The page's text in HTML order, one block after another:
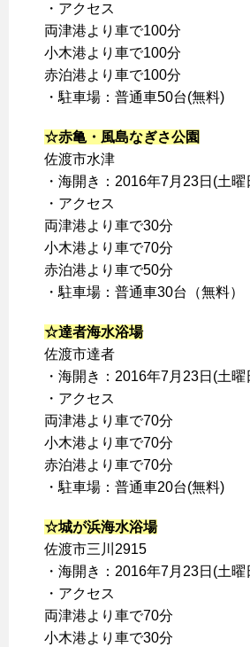
・アクセス
両津港より車で100分
小木港より車で100分
赤泊港より車で100分
・駐車場：普通車50台(無料)
☆赤亀・風島なぎさ公園
佐渡市水津
・海開き：2016年7月23日(土曜
・アクセス
両津港より車で30分
小木港より車で70分
赤泊港より車で50分
・駐車場：普通車30台（無料）
☆達者海水浴場
佐渡市達者
・海開き：2016年7月23日(土曜
・アクセス
両津港より車で70分
小木港より車で70分
赤泊港より車で70分
・駐車場：普通車20台(無料)
☆城が浜海水浴場
佐渡市三川2915
・海開き：2016年7月23日(土曜
・アクセス
両津港より車で70分
小木港より車で30分